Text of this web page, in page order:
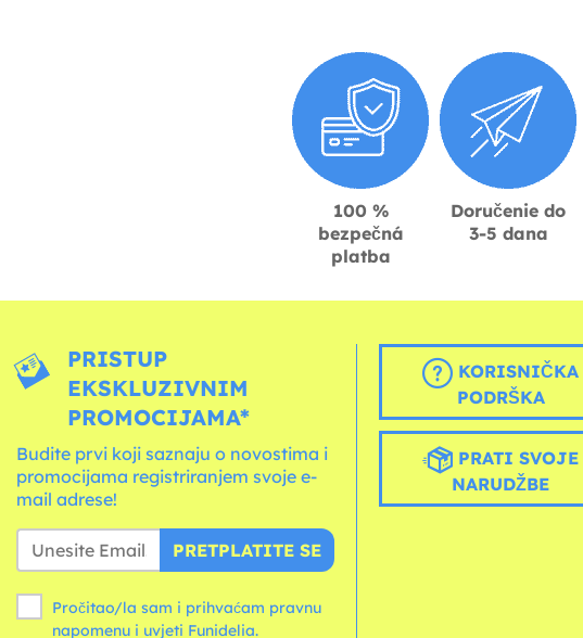
100 %
bezpečná
platba
Doručenie do
3-5 dana
PRISTUP
EKSKLUZIVNIM
PROMOCIJAMA*
Budite prvi koji saznaju o novostima i
promocijama registriranjem svoje e-
mail adrese!
PRETPLATITE SE
Pročitao/la sam i prihvaćam pravnu
napomenu i uvjeti Funidelia.
KORISNIČKA
PODRŠKA
PRATI SVOJE
NARUDŽBE